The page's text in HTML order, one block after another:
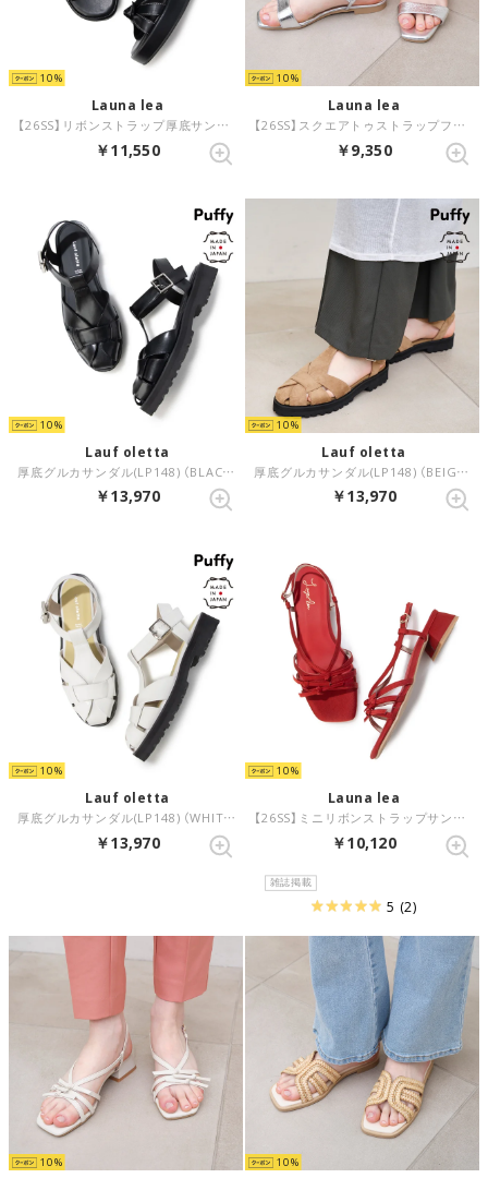
10
Launa lea
【26SS】リボンストラップ厚底サンダル(0629) （ブラック）
￥11,550
10
Launa lea
【26SS】スクエアトゥストラップフラットサンダル(0627) （シルバー）
￥9,350
10
Lauf oletta
厚底グルカサンダル(LP148) （BLACK）
￥13,970
10
Lauf oletta
厚底グルカサンダル(LP148) （BEIGE-S）
￥13,970
10
Lauf oletta
厚底グルカサンダル(LP148) （WHITE）
￥13,970
10
Launa lea
【26SS】ミニリボンストラップサンダル(0628) （レッドZ）
￥10,120
雑誌掲載
5 (2)
10 10